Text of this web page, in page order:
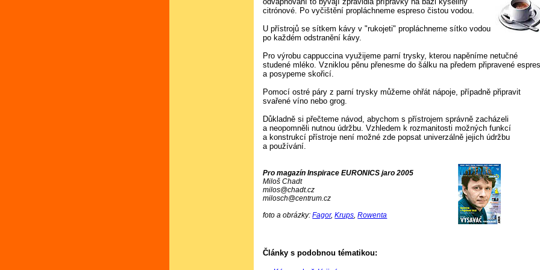
citrónové. Po vyčištění propláchneme espreso čistou vodou.
U přístrojů se sítkem kávy v "rukojeti" propláchneme sítko vodou
po každém odstranění kávy.
Pro výrobu cappuccina využijeme parní trysky, kterou napěníme netučné
studené mléko. Vzniklou pěnu přenesme do šálku na předem připravené
a posypeme skořicí.
Pomocí ostré páry z parní trysky můžeme ohřát nápoje, případně připravit
svařené víno nebo grog.
Důkladně si přečteme návod, abychom s přístrojem správně zacházeli
a neopomněli nutnou údržbu. Vzhledem k rozmanitosti možných funkcí
a konstrukcí přístroje není možné zde popsat univerzálně jejich údržbu
a používání.
Pro magazín Inspirace EURONICS jaro 2005
Miloš Chadt
milos@chadt.cz
milosch@centrum.cz
foto a obrázky:Fagor,Krups,Rowenta
Články s podobnou tématikou: